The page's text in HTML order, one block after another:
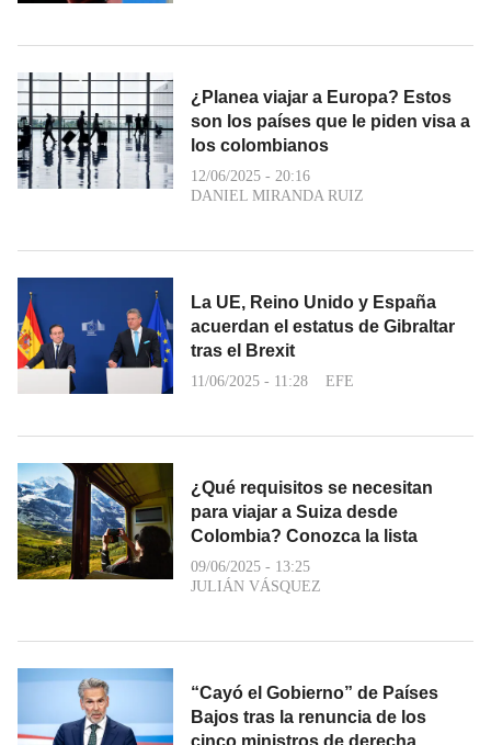
¿Planea viajar a Europa? Estos
son los países que le piden visa a
los colombianos
12/06/2025 - 20:16
DANIEL MIRANDA RUIZ
La UE, Reino Unido y España
acuerdan el estatus de Gibraltar
tras el Brexit
11/06/2025 - 11:28 EFE
¿Qué requisitos se necesitan
para viajar a Suiza desde
Colombia? Conozca la lista
09/06/2025 - 13:25
JULIÁN VÁSQUEZ
“Cayó el Gobierno” de Países
Bajos tras la renuncia de los
cinco ministros de derecha